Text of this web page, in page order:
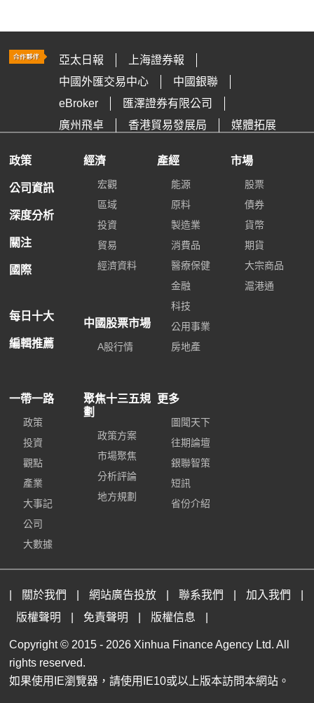
亞太日報
上海證券報
中國外匯交易中心
中國銀聯
eBroker
匯澤證券有限公司
廣州飛卓
香港貿易發展局 媒體拓展
政策
公司資訊
深度分析
關注
國際
每日十大
編輯推薦
經濟
宏觀
區域
投資
貿易
經濟資料
中國股票市場
A股行情
產經
能源
原料
製造業
消費品
醫療保健
金融
科技
公用事業
房地產
市場
股票
債券
貨幣
期貨
大宗商品
滬港通
一帶一路
政策
投資
觀點
產業
大事記
公司
大數據
聚焦十三五規
劃
政策方案
市場聚焦
分析評論
地方規劃
更多
圖聞天下
往期論壇
銀聯智策
短訊
省份介紹
關於我們 網站廣告投放 聯系我們 加入我們
版權聲明
免責聲明 版權信息
Copyright © 2015 - 2026 Xinhua Finance Agency Ltd. All
rights reserved.
如果使用IE瀏覽器，請使用IE10或以上版本訪問本網站。